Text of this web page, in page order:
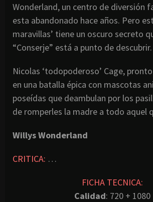
Wonderland, un centro de diversión
esta abandonado hace años. Pero
maravillas’ tiene un oscuro secreto
“Conserje” está a punto de descubrir.
Nicolas ‘todopoderoso’ Cage,
en una batalla épica con mascotas
poseídas que deambulan por los
de romperles la madre a todo aquel
Willys Wonderland
CRITICA: …
FICHA TECNICA:
Calidad: 720 + 1080